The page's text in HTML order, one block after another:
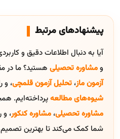
پیشنهادهای مرتبط
آیا به دنبال اطلاعات دقیق و
ومشاوره تحصیلی هستید؟ ما در
آزمون ماز، تحلیل آزمون قلمچی، و
شیوه‌های مطالعهپرداخته‌ایم.
مشاوره تحصیلی، مشاوره کنکور، و
شما کمک می‌کند تا بهترین